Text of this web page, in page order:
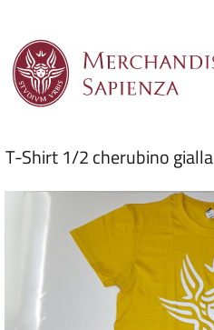
T-Shirt 1/2 cherubino gialla